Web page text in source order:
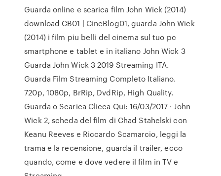
Guarda online e scarica film John Wick (2014)
download CB01 | CineBlog01, guarda John Wick
(2014) i film piu belli del cinema sul tuo pc
smartphone e tablet e in italiano John Wick 3
Guarda John Wick 3 2019 Streaming ITA.
Guarda Film Streaming Completo Italiano.
720p, 1080p, BrRip, DvdRip, High Quality.
Guarda o Scarica Clicca Qui: 16/03/2017 · John
Wick 2, scheda del film di Chad Stahelski con
Keanu Reeves e Riccardo Scamarcio, leggi la
trama e la recensione, guarda il trailer, ecco
quando, come e dove vedere il film in TV e